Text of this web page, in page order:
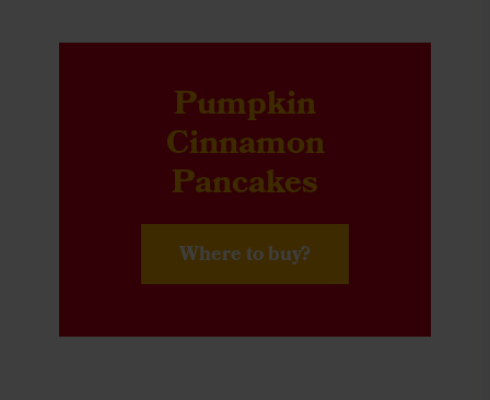
Pumpkin
Cinnamon
Pancakes
Where to buy?